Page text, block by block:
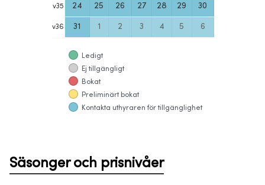
v35 24 25 26 27 28 29 30
v36 31 1 2 3 4 5 6
Ledigt
Ej tillgängligt
Bokat
Preliminärt bokat
Kontakta uthyraren för tillgänglighet
Säsonger och prisnivåer